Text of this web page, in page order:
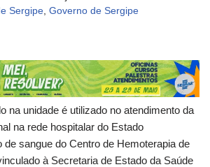
Sergipe, Governo de Sergipe
na unidade é utilizado no atendimento da
na rede hospitalar do Estado
sangue do Centro de Hemoterapia de
à Secretaria de Estado da Saúde